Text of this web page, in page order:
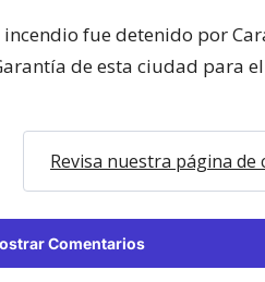
fue detenido por
de esta ciudad para
Revisa nuestra página de
Comentarios